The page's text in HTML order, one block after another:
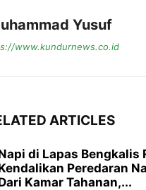
Yusuf
www.kundurnews.co.id
ARTICLES
di Lapas Bengkalis
Peredaran
Kamar Tahanan,...